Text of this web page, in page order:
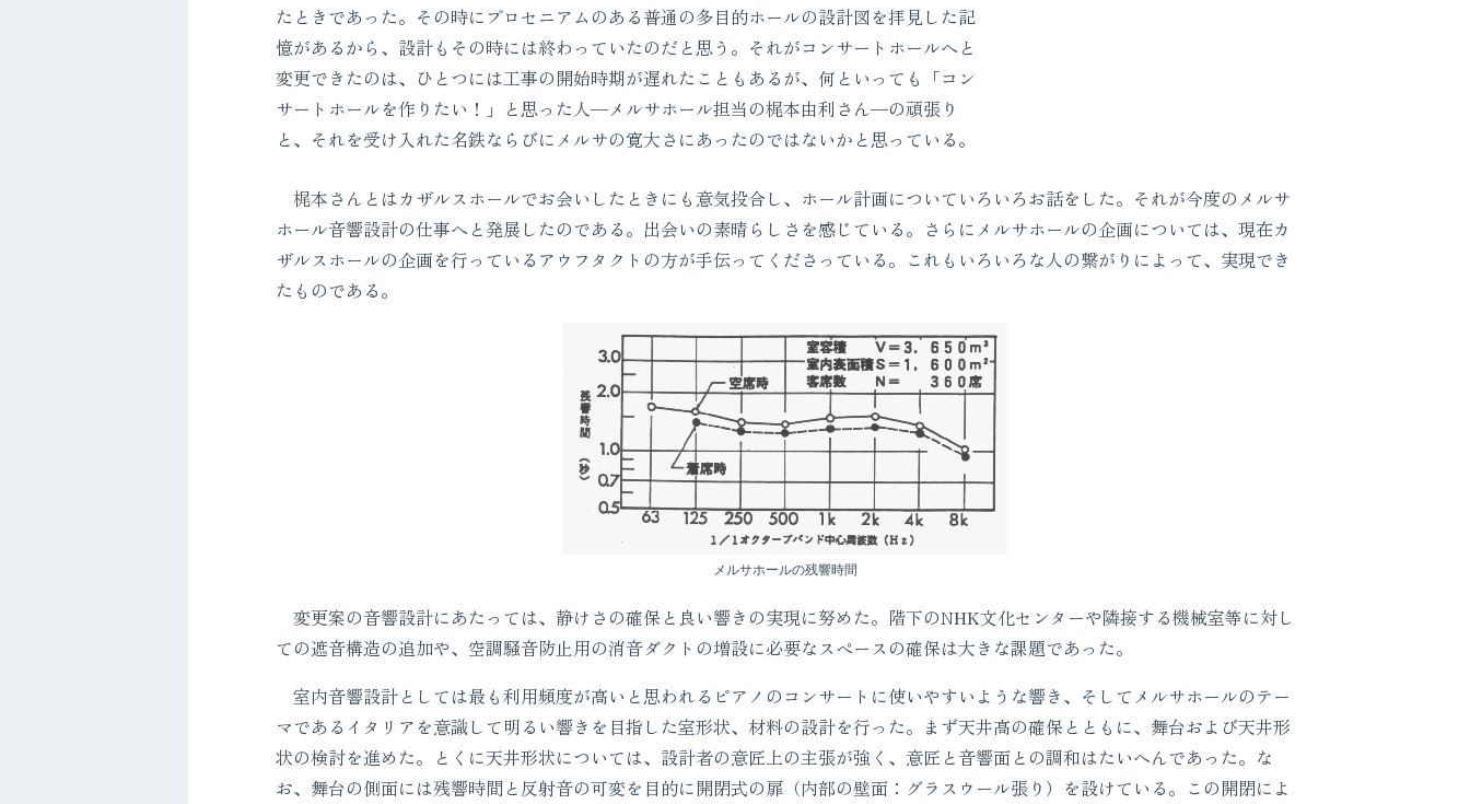
たときであった。その時にプロセニアムのある普通の多目的ホールの設計図を拝見した記
憶があるから、設計もその時には終わっていたのだと思う。それがコンサートホールへと
変更できたのは、ひとつには工事の開始時期が遅れたこともあるが、何といっても「コン
サートホールを作りたい！」と思った人—メルサホール担当の梶本由利さん—の頑張り
と、それを受け入れた名鉄ならびにメルサの寛大さにあったのではないかと思っている。
梶本さんとはカザルスホールでお会いしたときにも意気投合し、ホール計画についていろいろお話をした。それが今度のメルサ
ホール音響設計の仕事へと発展したのである。出会いの素晴らしさを感じている。さらにメルサホールの企画については、現在カ
ザルスホールの企画を行っているアウフタクトの方が手伝ってくださっている。これもいろいろな人の繋がりによって、実現でき
たものである。
メルサホールの残響時間
変更案の音響設計にあたっては、静けさの確保と良い響きの実現に努めた。階下のNHK文化センターや隣接する機械室等に対し
ての遮音構造の追加や、空調騒音防止用の消音ダクトの増設に必要なスペースの確保は大きな課題であった。
室内音響設計としては最も利用頻度が高いと思われるピアノのコンサートに使いやすいような響き、そしてメルサホールのテー
マであるイタリアを意識して明るい響きを目指した室形状、材料の設計を行った。まず天井高の確保とともに、舞台および天井形
状の検討を進めた。とくに天井形状については、設計者の意匠上の主張が強く、意匠と音響面との調和はたいへんであった。な
お、舞台の側面には残響時間と反射音の可変を目的に開閉式の扉（内部の壁面：グラスウール張り）を設けている。この開閉によ